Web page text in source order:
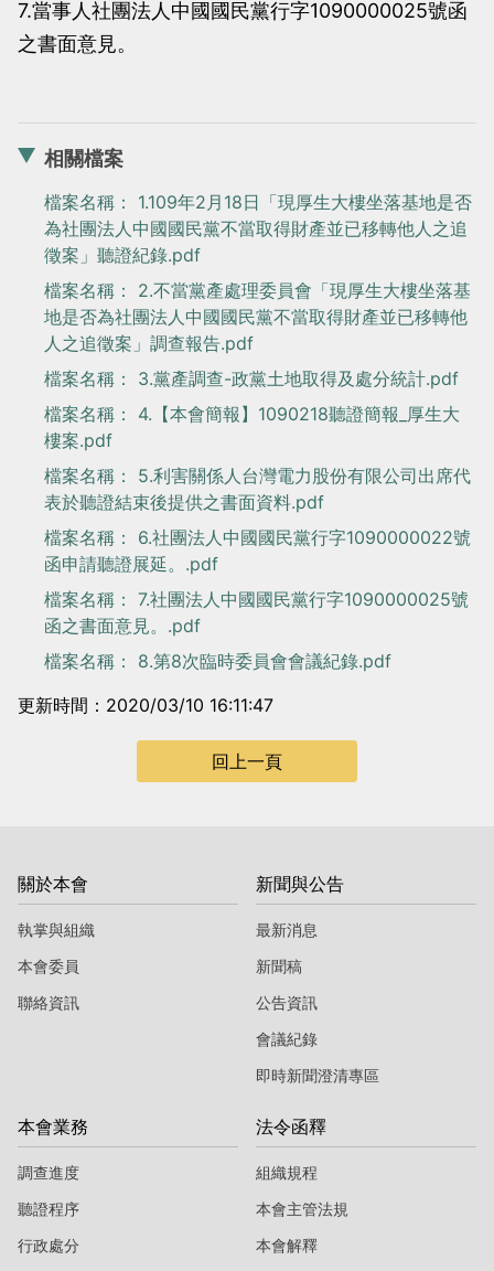
7.當事人社團法人中國國民黨行字1090000025號函
之書面意見。
相關檔案
檔案名稱： 1.109年2月18日「現厚生大樓坐落基地是否
為社團法人中國國民黨不當取得財產並已移轉他人之追
徵案」聽證紀錄.pdf
檔案名稱： 2.不當黨產處理委員會「現厚生大樓坐落基
地是否為社團法人中國國民黨不當取得財產並已移轉他
人之追徵案」調查報告.pdf
檔案名稱： 3.黨產調查-政黨土地取得及處分統計.pdf
檔案名稱： 4.【本會簡報】1090218聽證簡報_厚生大
樓案.pdf
檔案名稱： 5.利害關係人台灣電力股份有限公司出席代
表於聽證結束後提供之書面資料.pdf
檔案名稱： 6.社團法人中國國民黨行字1090000022號
函申請聽證展延。.pdf
檔案名稱： 7.社團法人中國國民黨行字1090000025號
函之書面意見。.pdf
檔案名稱： 8.第8次臨時委員會會議紀錄.pdf
更新時間：2020/03/10 16:11:47
回上一頁
關於本會
執掌與組織
本會委員
聯絡資訊
新聞與公告
最新消息
新聞稿
公告資訊
會議紀錄
即時新聞澄清專區
本會業務
調查進度
聽證程序
行政處分
法令函釋
組織規程
本會主管法規
本會解釋